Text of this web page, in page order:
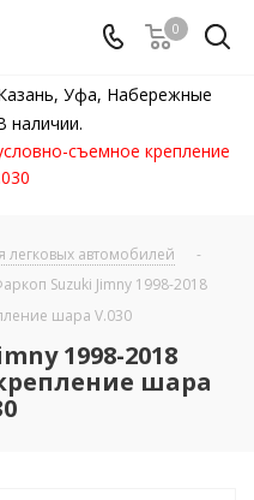
0
Уфа, Набережные
наличии.
съемное крепление
легковых автомобилей
-
Suzuki Jimny 1998-2018
шара V.030
1998-2018
шара